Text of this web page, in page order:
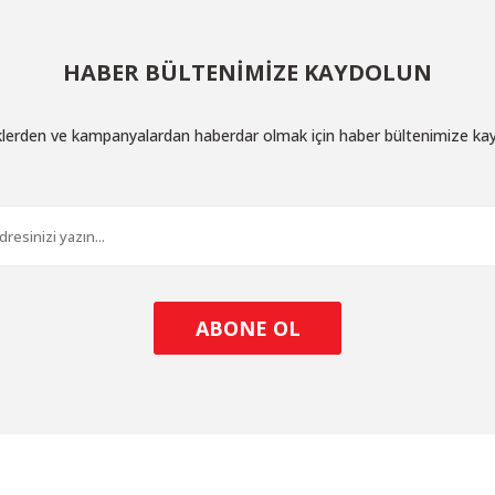
HABER BÜLTENİMİZE KAYDOLUN
ve kampanyalardan haberdar olmak için haber bültenimize
ABONE OL